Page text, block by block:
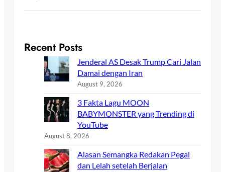
Recent Posts
Jenderal AS Desak Trump Cari Jalan
Damai dengan Iran
August 9, 2026
3 Fakta Lagu MOON
BABYMONSTER yang Trending di
YouTube
August 8, 2026
Alasan Semangka Redakan Pegal
dan Lelah setelah Berjalan